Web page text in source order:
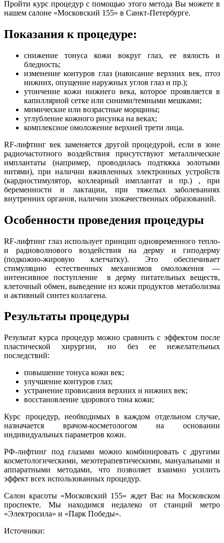
Пройти курс процедур с помощью этого метода Вы можете в
нашем салоне «Московский 155» в Санкт-Петербурге.
Показания к процедуре:
снижение тонуса кожи вокруг глаз, ее вялость и
бледность;
изменение контуров глаз (нависание верхних век, птоз
нижних, опущение наружных углов глаз и пр.);
утончение кожи нижнего века, которое проявляется в
капиллярной сетке или синими/темными мешками;
мимические или возрастные морщины;
углубление кожного рисунка на веках;
комплексное омоложение верхней трети лица.
RF-лифтинг век заменяется другой процедурой, если в зоне
радиочастотного воздействия присутствуют металлические
имплантаты (например, проводилась подтяжка золотыми
нитями), при наличии вживленных электронных устройств
(кардиостимулятор, кохлеарный имплантат и пр.) , при
беременности и лактации, при тяжелых заболеваниях
внутренних органов, наличии злокачественных образований.
Особенности проведения процедуры
RF-лифтинг глаз использует принцип одновременного тепло-
и радиоволнового воздействия на дерму и гиподерму
(подкожно-жировую клетчатку). Это обеспечивает
стимуляцию естественных механизмов омоложения —
интенсивное поступление в дерму питательных веществ,
клеточный обмен, выведение из кожи продуктов метаболизма
и активный синтез коллагена.
Результаты процедуры
Результат курса процедур можно сравнить с эффектом после
пластической хирургии, но без ее нежелательных
последствий:
повышение тонуса кожи век;
улучшение контуров глаз;
устранение провисания верхних и нижних век;
восстановление здорового тона кожи;
Курс процедур, необходимых в каждом отдельном случае,
назначается врачом-косметологом на основании
индивидуальных параметров кожи.
РФ-лифтинг под глазами можно комбинировать с другими
косметологическими, мезотерапевтическими, мануальными и
аппаратными методами, что позволяет взаимно усилить
эффект всех использованных процедур.
Салон красоты «Московский 155» ждет Вас на Московском
проспекте. Мы находимся недалеко от станций метро
«Электросила» и «Парк Победы».
Источники: